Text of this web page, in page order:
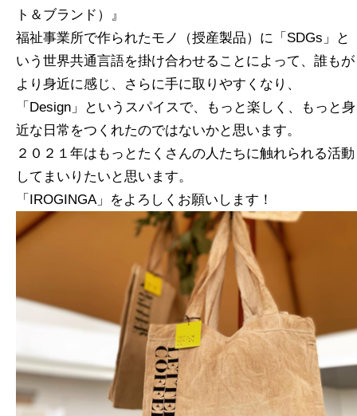
ト＆ブランド）』
福祉事業所で作られたモノ（授産製品）に「SDGs」と
いう世界共通言語を掛け合わせることによって、誰もが
より身近に感じ、さらに手に取りやすくなり、
「Design」というスパイスで、もっと楽しく、もっと身
近な日常をつくれたのではないかと思います。
２０２１年はもっとたくさんの人たちに触れられる活動
してまいりたいと思います。
「IROGINGA」をよろしくお願いします！